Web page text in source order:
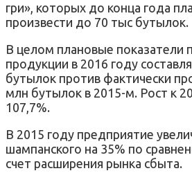
гри», которых до конца года
произвести до 70 тыс бутылок.
В целом плановые показатели
продукции в 2016 году
бутылок против фактически
млн бутылок в 2015-м. Рост к
107,7%.
В 2015 году предприятие
шампанского на 35% по
счет расширения рынка сбыта.